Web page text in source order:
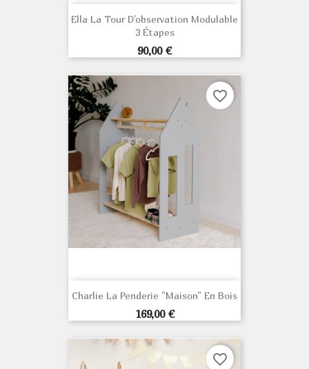
Ella La Tour D'observation Modulable
3 Étapes
Prix
90,00 €
Charlie La Penderie "Maison" En Bois
Prix
169,00 €
favorite_border
favorite_border